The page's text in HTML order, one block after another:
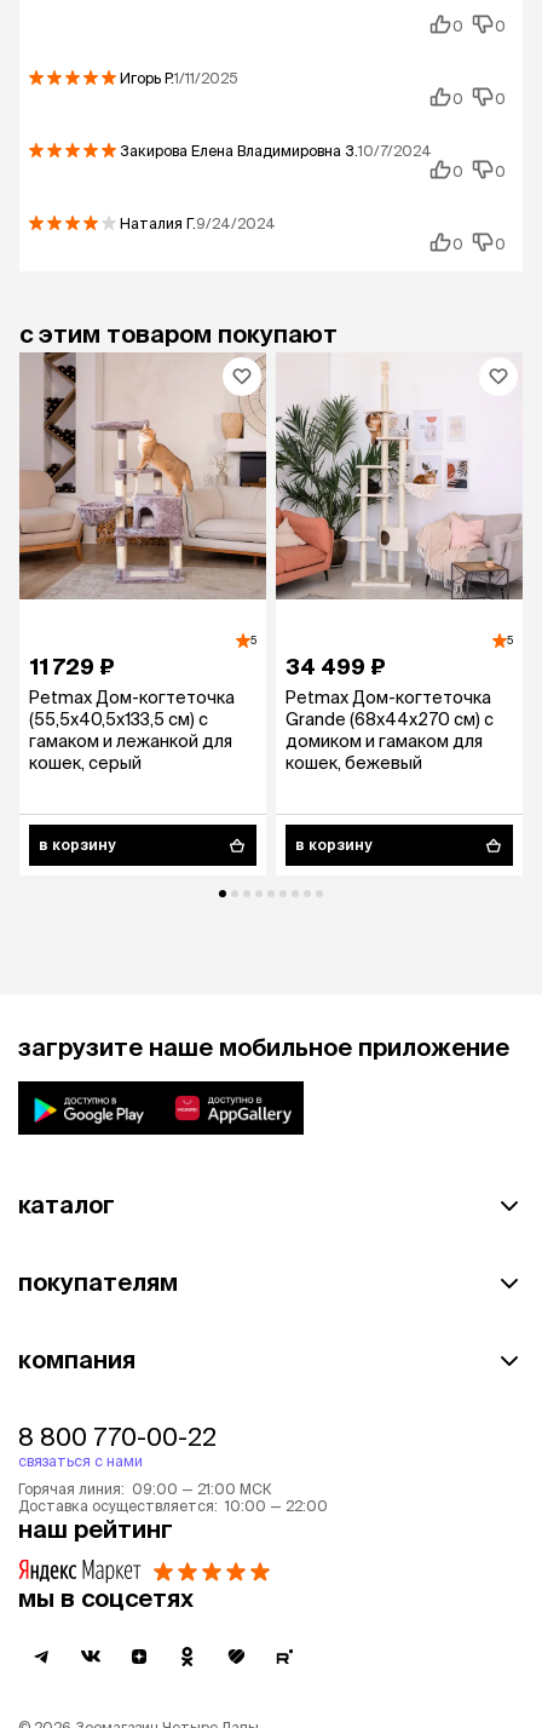
0 0
Игорь Р.1/11/2025
0
0
Закирова Елена Владимировна З.10/7/2024
0
0
Наталия Г.9/24/2024
0
0
с этим товаром покупают
5
11 729 ₽
Petmax Дом-когтеточка
(55,5х40,5х133,5 см) с
гамаком и лежанкой для
кошек, серый
в корзину
5
34 499 ₽
Petmax Дом-когтеточка
Grande (68х44х270 см) с
домиком и гамаком для
кошек, бежевый
в корзину
загрузите наше мобильное приложение
каталог
покупателям
компания
8 800 770-00-22
связаться с нами
Горячая линия: 09:00 — 21:00 МСК
Доставка осуществляется: 10:00 — 22:00
наш рейтинг
мы в соцсетях